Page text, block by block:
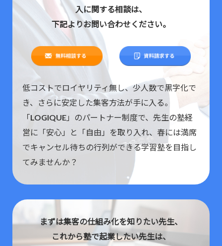
入に関する相談は、
下記よりお問い合わせください。
低コストでロイヤリティ無し、少人数で黒字化で
き、さらに安定した集客方法が手に入る。
「LOGIQUE」のパートナー制度で、先生の塾経
営に「安心」と「自由」を取り入れ、春には満席
でキャンセル待ちの行列ができる学習塾を目指し
てみませんか？
まずは集客の仕組み化を知りたい先生、
これから塾で起業したい先生は、